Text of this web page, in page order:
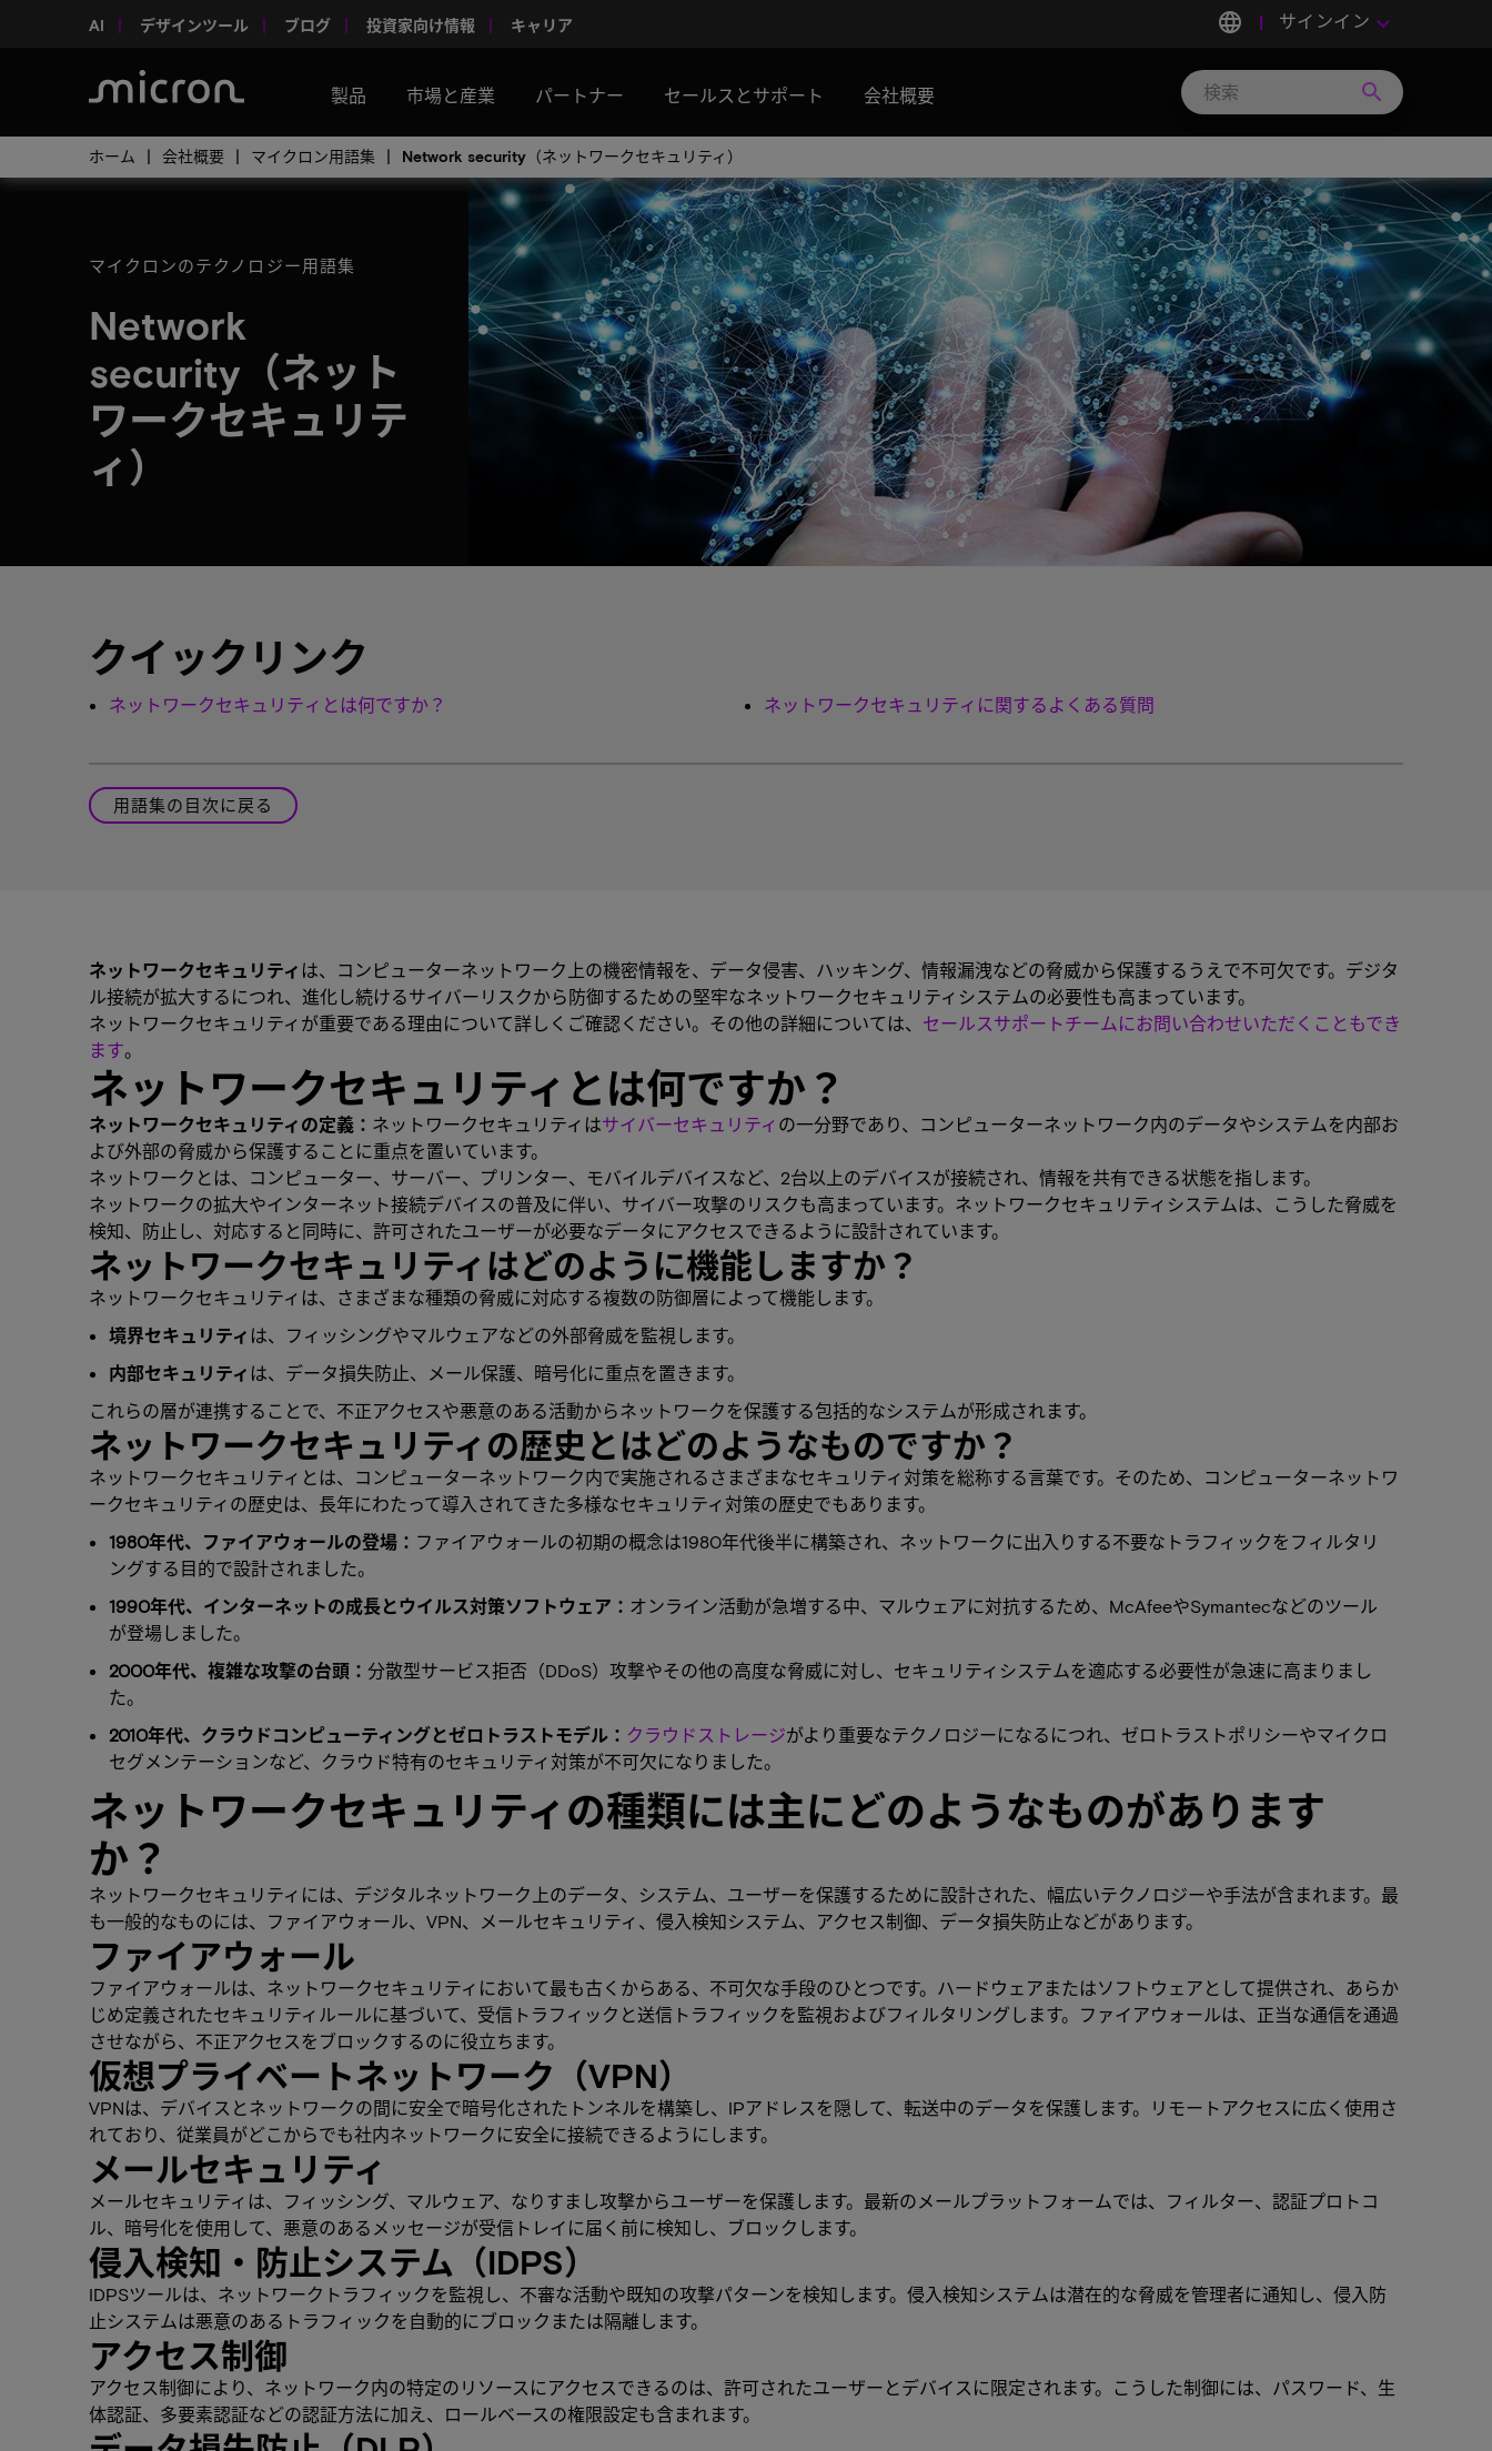
AI デザインツール ブログ 投資家向け情報 キャリア language サインイン keyboard_arrow_down
製品 市場と産業 パートナー セールスとサポート 会社概要 search
ホーム 会社概要 マイクロン用語集 Network security（ネットワークセキュリティ）
マイクロンのテクノロジー用語集
Network
security（ネット
ワークセキュリテ
ィ）
クイックリンク
ネットワークセキュリティとは何ですか？ ネットワークセキュリティに関するよくある質問
用語集の目次に戻る
ネットワークセキュリティ は、コンピューターネットワーク上の機密情報を、データ侵害、ハッキング、情報漏洩などの脅威から保護するうえで不可欠です。デジタ
ル接続が拡大するにつれ、進化し続けるサイバーリスクから防御するための堅牢なネットワークセキュリティシステムの必要性も高まっています。
ネットワークセキュリティが重要である理由について詳しくご確認ください。その他の詳細については、 セールスサポートチームにお問い合わせいただくこともでき
ます。
ネットワークセキュリティとは何ですか？
ネットワークセキュリティの定義： ネットワークセキュリティはサイバーセキュリティ の一分野であり、コンピューターネットワーク内のデータやシステムを内部お
よび外部の脅威から保護することに重点を置いています。
ネットワークとは、コンピューター、サーバー、プリンター、モバイルデバイスなど、2台以上のデバイスが接続され、情報を共有できる状態を指します。
ネットワークの拡大やインターネット接続デバイスの普及に伴い、サイバー攻撃のリスクも高まっています。ネットワークセキュリティシステムは、こうした脅威を
検知、防止し、対応すると同時に、許可されたユーザーが必要なデータにアクセスできるように設計されています。
ネットワークセキュリティはどのように機能しますか？
ネットワークセキュリティは、さまざまな種類の脅威に対応する複数の防御層によって機能します。
境界セキュリティ は、フィッシングやマルウェアなどの外部脅威を監視します。
内部セキュリティ は、データ損失防止、メール保護、暗号化に重点を置きます。
これらの層が連携することで、不正アクセスや悪意のある活動からネットワークを保護する包括的なシステムが形成されます。
ネットワークセキュリティの歴史とはどのようなものですか？
ネットワークセキュリティとは、コンピューターネットワーク内で実施されるさまざまなセキュリティ対策を総称する言葉です。そのため、コンピューターネットワ
ークセキュリティの歴史は、長年にわたって導入されてきた多様なセキュリティ対策の歴史でもあります。
1980年代、ファイアウォールの登場： ファイアウォールの初期の概念は1980年代後半に構築され、ネットワークに出入りする不要なトラフィックをフィルタリ
ングする目的で設計されました。
1990年代、インターネットの成長とウイルス対策ソフトウェア： オンライン活動が急増する中、マルウェアに対抗するため、McAfeeやSymantecなどのツール
が登場しました。
2000年代、複雑な攻撃の台頭： 分散型サービス拒否（DDoS）攻撃やその他の高度な脅威に対し、セキュリティシステムを適応する必要性が急速に高まりまし
た。
2010年代、クラウドコンピューティングとゼロトラストモデル： クラウドストレージがより重要なテクノロジーになるにつれ、ゼロトラストポリシーやマイクロ
セグメンテーションなど、クラウド特有のセキュリティ対策が不可欠になりました。
ネットワークセキュリティの種類には主にどのようなものがあります
か？
ネットワークセキュリティには、デジタルネットワーク上のデータ、システム、ユーザーを保護するために設計された、幅広いテクノロジーや手法が含まれます。最
も一般的なものには、ファイアウォール、VPN、メールセキュリティ、侵入検知システム、アクセス制御、データ損失防止などがあります。
ファイアウォール
ファイアウォールは、ネットワークセキュリティにおいて最も古くからある、不可欠な手段のひとつです。ハードウェアまたはソフトウェアとして提供され、あらか
じめ定義されたセキュリティルールに基づいて、受信トラフィックと送信トラフィックを監視およびフィルタリングします。ファイアウォールは、正当な通信を通過
させながら、不正アクセスをブロックするのに役立ちます。
仮想プライベートネットワーク（VPN）
VPNは、デバイスとネットワークの間に安全で暗号化されたトンネルを構築し、IPアドレスを隠して、転送中のデータを保護します。リモートアクセスに広く使用さ
れており、従業員がどこからでも社内ネットワークに安全に接続できるようにします。
メールセキュリティ
メールセキュリティは、フィッシング、マルウェア、なりすまし攻撃からユーザーを保護します。最新のメールプラットフォームでは、フィルター、認証プロトコ
ル、暗号化を使用して、悪意のあるメッセージが受信トレイに届く前に検知し、ブロックします。
侵入検知・防止システム（IDPS）
IDPSツールは、ネットワークトラフィックを監視し、不審な活動や既知の攻撃パターンを検知します。侵入検知システムは潜在的な脅威を管理者に通知し、侵入防
止システムは悪意のあるトラフィックを自動的にブロックまたは隔離します。
アクセス制御
アクセス制御により、ネットワーク内の特定のリソースにアクセスできるのは、許可されたユーザーとデバイスに限定されます。こうした制御には、パスワード、生
体認証、多要素認証などの認証方法に加え、ロールベースの権限設定も含まれます。